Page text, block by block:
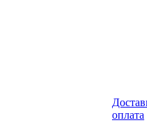
оплата